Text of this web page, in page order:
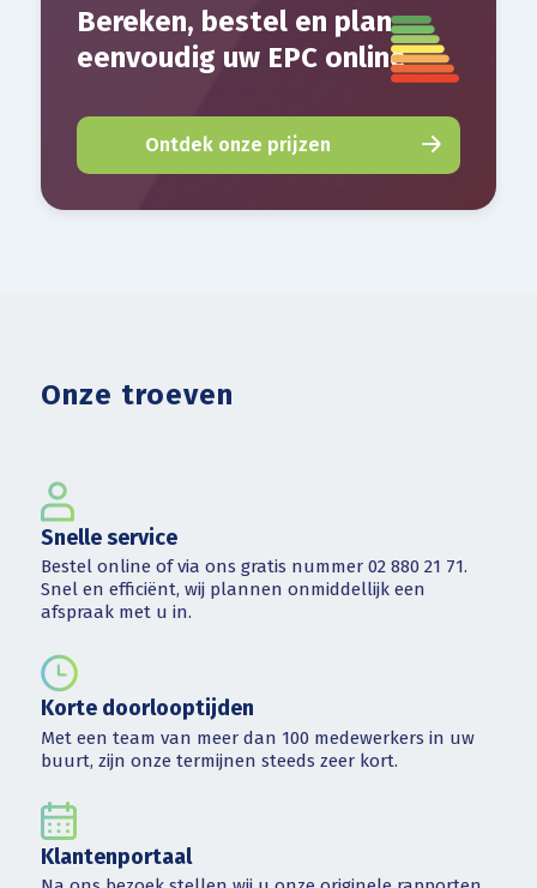
Bereken, bestel en plan
eenvoudig uw EPC online
Ontdek onze prijzen
Onze troeven
Snelle service
Bestel online of via ons gratis nummer 02 880 21 71.
Snel en efficiënt, wij plannen onmiddellijk een
afspraak met u in.
Korte doorlooptijden
Met een team van meer dan 100 medewerkers in uw
buurt, zijn onze termijnen steeds zeer kort.
Klantenportaal